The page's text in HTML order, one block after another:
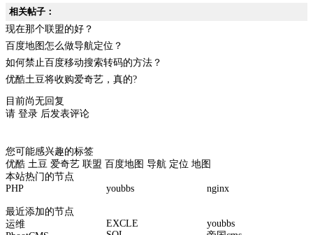
相关帖子：
现在那个联盟的好？
百度地图怎么做导航定位？
如何禁止百度移动搜索转码的方法？
优酷土豆将收购爱奇艺，真的?
目前尚无回复
请 登录 后发表评论
您可能感兴趣的标签
优酷 土豆 爱奇艺 联盟 百度地图 导航 定位 地图
本站热门的节点
PHP
youbbs nginx
最近添加的节点
运维
EXCLE
youbbs